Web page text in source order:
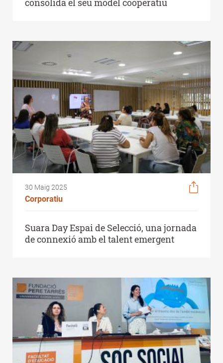
30 Maig 2025
Corporatiu
Suara Day Espai de Selecció, una jornada
de connexió amb el talent emergent